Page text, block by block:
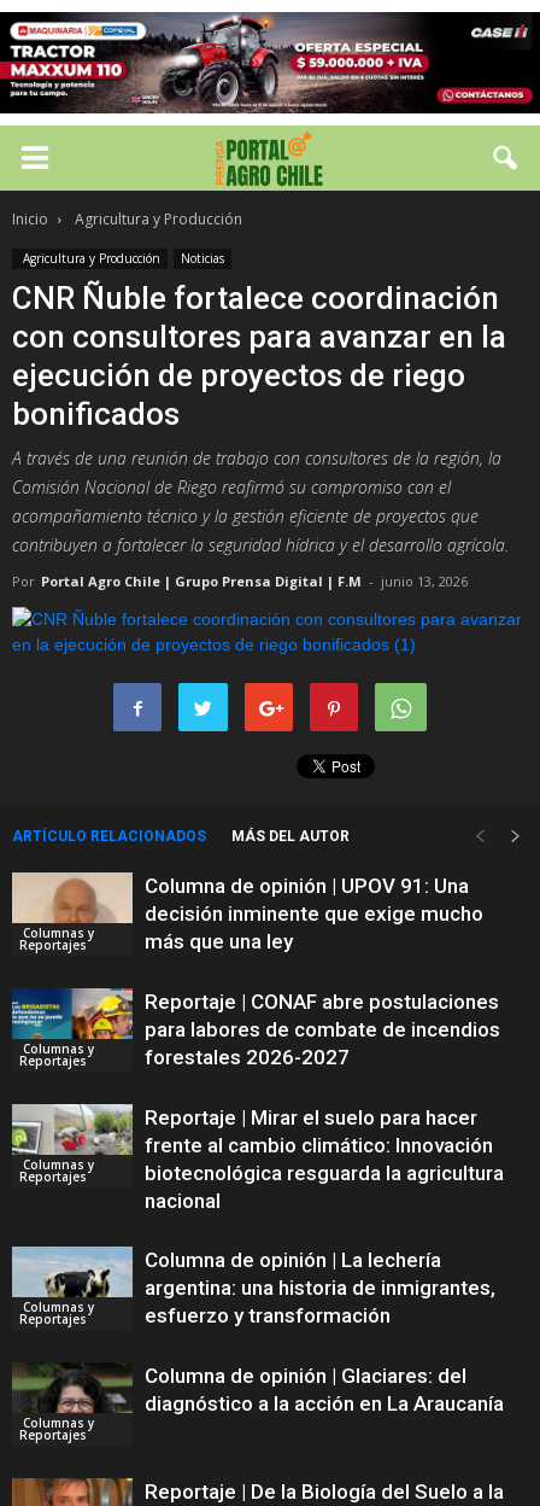
Inicio Agricultura y Producción
Agricultura y Producción Noticias
CNR Ñuble fortalece coordinación
con consultores para avanzar en la
ejecución de proyectos de riego
bonificados
A través de una reunión de trabajo con consultores de la región, la
Comisión Nacional de Riego reafirmó su compromiso con el
acompañamiento técnico y la gestión eficiente de proyectos que
contribuyen a fortalecer la seguridad hídrica y el desarrollo agrícola.
Por Portal Agro Chile | Grupo Prensa Digital | F.M - junio 13, 2026
ARTÍCULO RELACIONADOS MÁS DEL AUTOR
Columnas y
Reportajes
Columna de opinión | UPOV 91: Una
decisión inminente que exige mucho
más que una ley
Columnas y
Reportajes
Reportaje | CONAF abre postulaciones
para labores de combate de incendios
forestales 2026-2027
Columnas y
Reportajes
Reportaje | Mirar el suelo para hacer
frente al cambio climático: Innovación
biotecnológica resguarda la agricultura
nacional
Columnas y
Reportajes
Columna de opinión | La lechería
argentina: una historia de inmigrantes,
esfuerzo y transformación
Columnas y
Reportajes
Columna de opinión | Glaciares: del
diagnóstico a la acción en La Araucanía
Reportaje | De la Biología del Suelo a la